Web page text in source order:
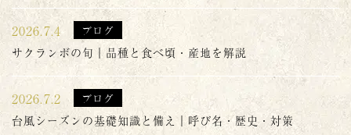
2026.7.4 ブログ
サクランボの旬｜品種と食べ頃・産地を解説
2026.7.2 ブログ
台風シーズンの基礎知識と備え｜呼び名・歴史・対策